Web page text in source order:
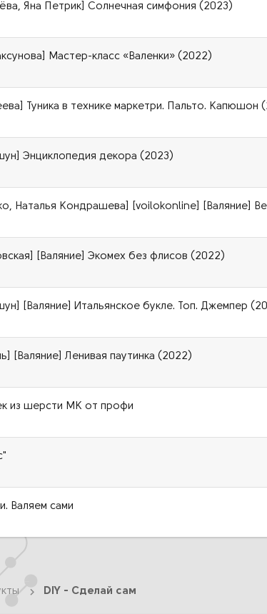
Яна Петрик] Солнечная симфония (2023)
Мастер-класс «Валенки» (2022)
Туника в технике маркетри. Пальто. Капюшон
Энциклопедия декора (2023)
Наталья Кондрашева] [voilokonline] [Валяние]
[Валяние] Экомех без флисов (2022)
[Валяние] Итальянское букле. Топ. Джемпер
[Валяние] Ленивая паутинка (2022)
из шерсти МК от профи
Валяем сами
DIY - Сделай сам